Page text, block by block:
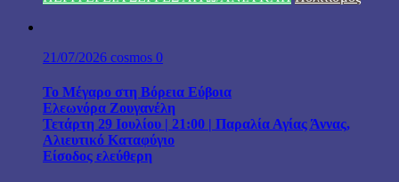
21/07/2026 cosmos 0
Το Μέγαρο στη Βόρεια Εύβοια
Ελεωνόρα Ζουγανέλη
Τετάρτη 29 Ιουλίου | 21:00 | Παραλία Αγίας Άννας,
Αλιευτικό Καταφύγιο
Είσοδος ελεύθερη